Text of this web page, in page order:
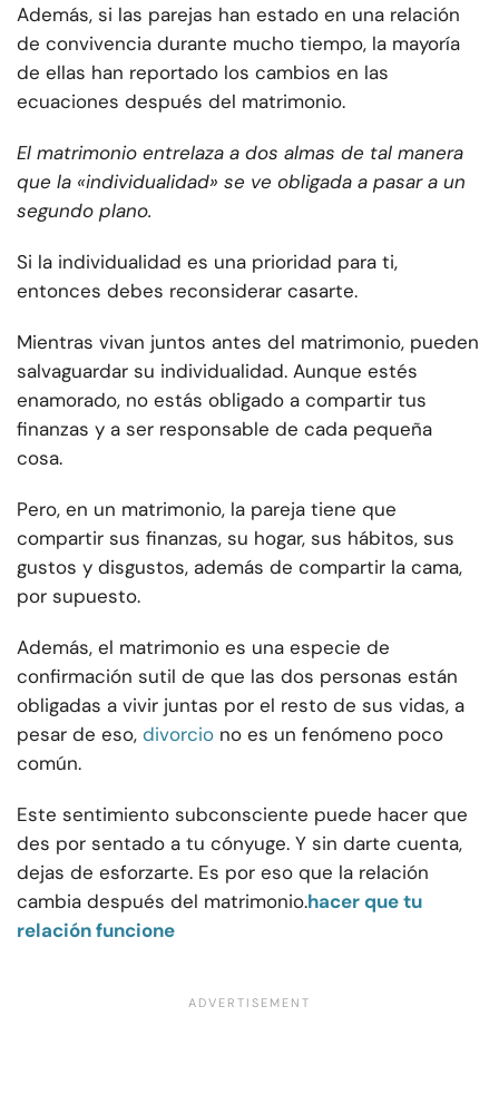
Además, si las parejas han estado en una relación
de convivencia durante mucho tiempo, la mayoría
de ellas han reportado los cambios en las
ecuaciones después del matrimonio.
El matrimonio entrelaza a dos almas de tal manera
que la «individualidad» se ve obligada a pasar a un
segundo plano.
Si la individualidad es una prioridad para ti,
entonces debes reconsiderar casarte.
Mientras vivan juntos antes del matrimonio, pueden
salvaguardar su individualidad. Aunque estés
enamorado, no estás obligado a compartir tus
finanzas y a ser responsable de cada pequeña
cosa.
Pero, en un matrimonio, la pareja tiene que
compartir sus finanzas, su hogar, sus hábitos, sus
gustos y disgustos, además de compartir la cama,
por supuesto.
Además, el matrimonio es una especie de
confirmación sutil de que las dos personas están
obligadas a vivir juntas por el resto de sus vidas, a
pesar de eso, divorcio no es un fenómeno poco
común.
Este sentimiento subconsciente puede hacer que
des por sentado a tu cónyuge. Y sin darte cuenta,
dejas de esforzarte. Es por eso que la relación
cambia después del matrimonio.hacer que tu
relación funcione